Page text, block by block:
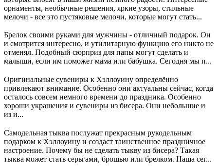
орнаменты, необычные решения, яркие узоры, стильные
мелочи - все это пустяковые мелочи, которые могут стать...
Брелок своими руками для мужчины - отличный подарок. Он
и смотрится интересно, и утилитарную функцию его никто не
отменял. Подобный сюрприз для папы могут сделать и
малыши, если им поможет мама или бабушка. Сегодня мы п...
Оригинальные сувениры к Хэллоуину определённо
привлекают внимание. Особенно они актуальны сейчас, когда
осталось совсем немного времени до праздника. Особенно
хороши украшения и сувениры из бисера. Они небольшие и
из и...
Самодельная тыква послужат прекрасным рукодельным
подарком к Хэллоуину и создаст таинственное праздничное
настроение. Почему бы не сделать тыкву из бисера? Такая
тыква может стать серьгами, брошью или брелком. Наша сег...